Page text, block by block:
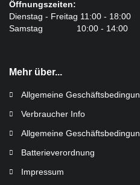
Öffnungszeiten:
Dienstag - Freitag 11:00 - 18:00
Samstag 10:00 - 14:00
Mehr über...
Allgemeine
Verbraucher Info
Allgemeine
Batterieverordnung
Impressum